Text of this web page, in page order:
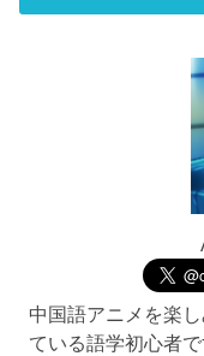
中国語アニメを楽
ている語学初心者